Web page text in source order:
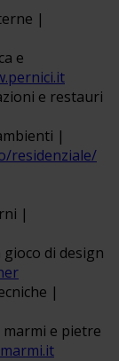
|
e
e restauri
|
residenziale/
|
di design
|
e pietre